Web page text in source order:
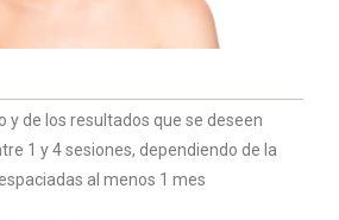
y de los resultados que se deseen
1 y 4 sesiones, dependiendo de la
al menos 1 mes